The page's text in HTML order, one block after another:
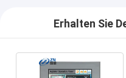
Erhalten Sie